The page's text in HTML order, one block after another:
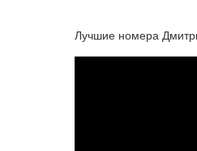
Лучшие номера